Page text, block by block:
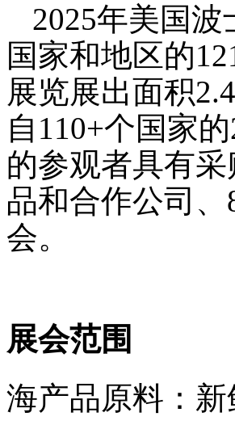
2025年美国波
国家和地区的12
展览展出面积2.4
自 110+个国家的
的参观者具有
品和合作公司、
会。
展会范围
海产品原料：